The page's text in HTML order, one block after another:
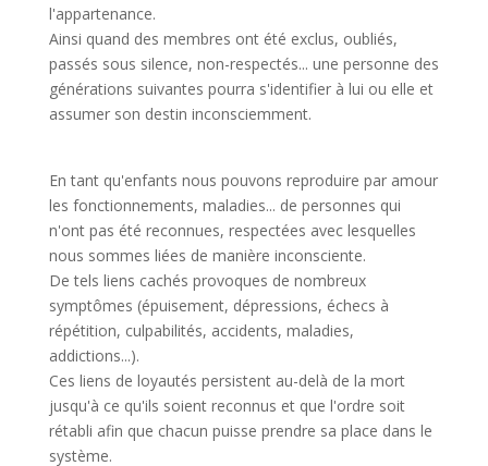
l'appartenance.
Ainsi quand des membres ont été exclus, oubliés,
passés sous silence, non-respectés... une personne des
générations suivantes pourra s'identifier à lui ou elle et
assumer son destin inconsciemment.
En tant qu'enfants nous pouvons reproduire par amour
les fonctionnements, maladies... de personnes qui
n'ont pas été reconnues, respectées avec lesquelles
nous sommes liées de manière inconsciente.
De tels liens cachés provoques de nombreux
symptômes (épuisement, dépressions, échecs à
répétition, culpabilités, accidents, maladies,
addictions...).
Ces liens de loyautés persistent au-delà de la mort
jusqu'à ce qu'ils soient reconnus et que l'ordre soit
rétabli afin que chacun puisse prendre sa place dans le
système.